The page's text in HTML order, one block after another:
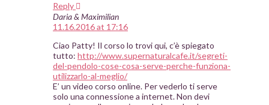
Reply
Daria & Maximilian
11.16.2016 at 17:16
Ciao Patty! Il corso lo trovi qui, c’è spiegato
tutto: http://www.supernaturalcafe.it/segreti-
del-pendolo-cose-cosa-serve-perche-funziona-
utilizzarlo-al-meglio/
E’ un video corso online. Per vederlo ti serve
solo una connessione a internet. Non devi